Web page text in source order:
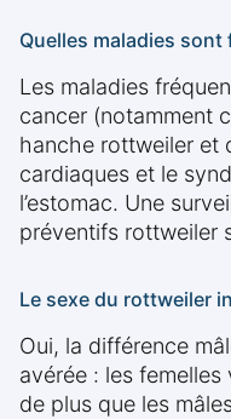
Quelles maladies
Les maladies
cancer (notamment
hanche rottweiler et
cardiaques et le
l’estomac. Une
préventifs rottweiler
Le sexe du rottweiler
Oui, la différence
avérée : les
de plus que les